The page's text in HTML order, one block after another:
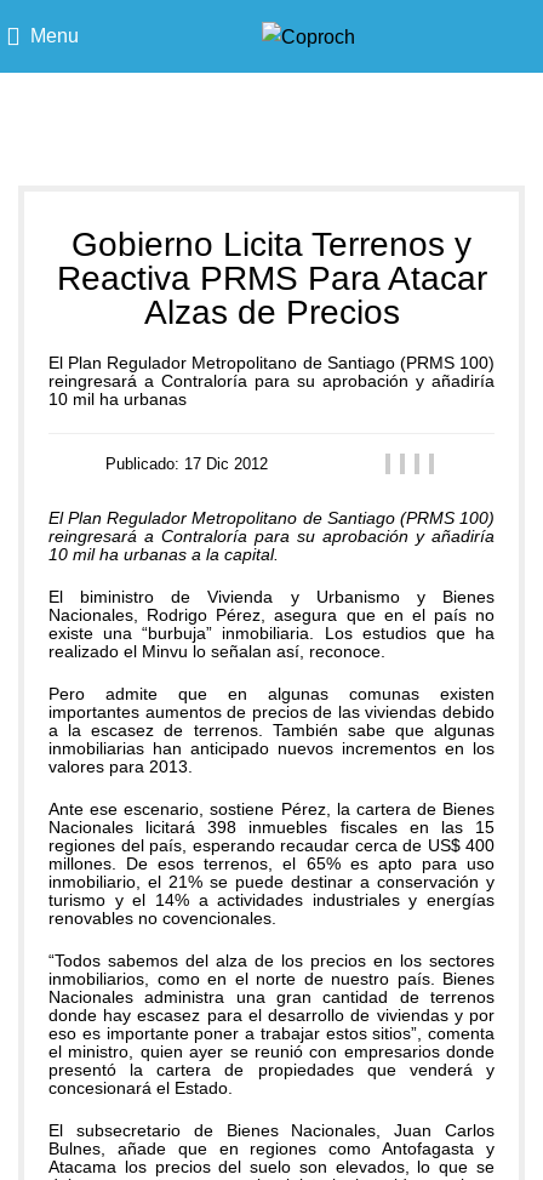
Menu
Gobierno Licita Terrenos y
Reactiva PRMS Para Atacar
Alzas de Precios
El Plan Regulador Metropolitano de Santiago (PRMS 100)
reingresará a Contraloría para su aprobación y añadiría
10 mil ha urbanas
Publicado: 17 Dic 2012
El Plan Regulador Metropolitano de Santiago (PRMS 100)
reingresará a Contraloría para su aprobación y añadiría
10 mil ha urbanas a la capital.
El biministro de Vivienda y Urbanismo y Bienes
Nacionales, Rodrigo Pérez, asegura que en el país no
existe una “burbuja” inmobiliaria. Los estudios que ha
realizado el Minvu lo señalan así, reconoce.
Pero admite que en algunas comunas existen
importantes aumentos de precios de las viviendas debido
a la escasez de terrenos. También sabe que algunas
inmobiliarias han anticipado nuevos incrementos en los
valores para 2013.
Ante ese escenario, sostiene Pérez, la cartera de Bienes
Nacionales licitará 398 inmuebles fiscales en las 15
regiones del país, esperando recaudar cerca de US$ 400
millones. De esos terrenos, el 65% es apto para uso
inmobiliario, el 21% se puede destinar a conservación y
turismo y el 14% a actividades industriales y energías
renovables no covencionales.
“Todos sabemos del alza de los precios en los sectores
inmobiliarios, como en el norte de nuestro país. Bienes
Nacionales administra una gran cantidad de terrenos
donde hay escasez para el desarrollo de viviendas y por
eso es importante poner a trabajar estos sitios”, comenta
el ministro, quien ayer se reunió con empresarios donde
presentó la cartera de propiedades que venderá y
concesionará el Estado.
El subsecretario de Bienes Nacionales, Juan Carlos
Bulnes, añade que en regiones como Antofagasta y
Atacama los precios del suelo son elevados, lo que se